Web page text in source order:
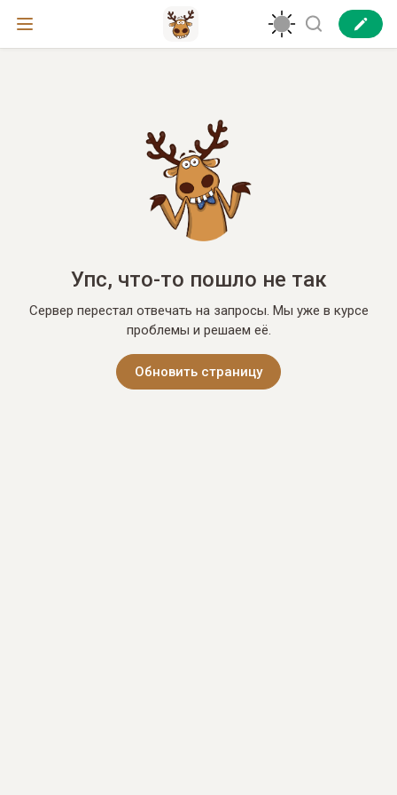
Упс, что-то пошло не так
Сервер перестал отвечать на запросы. Мы уже в курсе
проблемы и решаем её.
Обновить страницу